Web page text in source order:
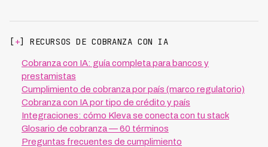
[+] RECURSOS DE COBRANZA CON IA
Cobranza con IA: guía completa para bancos y
prestamistas
Cumplimiento de cobranza por país (marco regulatorio)
Cobranza con IA por tipo de crédito y país
Integraciones: cómo Kleva se conecta con tu stack
Glosario de cobranza — 60 términos
Preguntas frecuentes de cumplimiento